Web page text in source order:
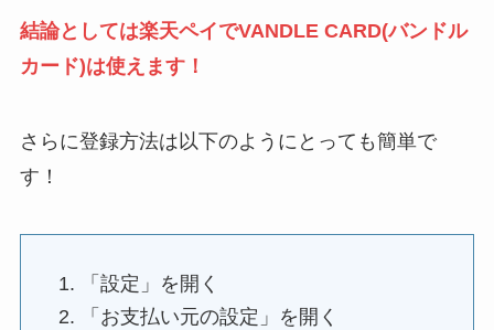
結論としては楽天ペイでVANDLE CARD(バンドル
カード)は使えます！
さらに登録方法は以下のようにとっても簡単で
す！
「設定」を開く
「お支払い元の設定」を開く